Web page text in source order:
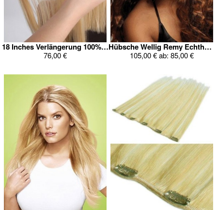
18 Inches Verlängerung 100% Echthaar Mit 4 Stücke Clip
76,00 €
Hübsche Wellig Remy Echthaar Verlängerung Mit 6 Stücke Clip
105,00 €ab: 85,00 €